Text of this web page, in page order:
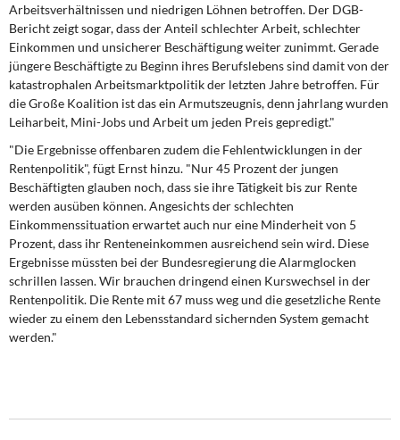
Eurokrise und Griechenland
DIE LINKE
Weitere Themen
Memo-Gruppe
Institut Solidarische Moderne
Rosa-Luxemburg-Stiftung
Über mich
Kontakt
Arbeitsverhältnissen und niedrigen Löhnen betroffen. Der DGB-
Bericht zeigt sogar, dass der Anteil schlechter Arbeit, schlechter
Einkommen und unsicherer Beschäftigung weiter zunimmt. Gerade
jüngere Beschäftigte zu Beginn ihres Berufslebens sind damit von der
katastrophalen Arbeitsmarktpolitik der letzten Jahre betroffen. Für
die Große Koalition ist das ein Armutszeugnis, denn jahrlang wurden
Leiharbeit, Mini-Jobs und Arbeit um jeden Preis gepredigt."
"Die Ergebnisse offenbaren zudem die Fehlentwicklungen in der
Rentenpolitik", fügt Ernst hinzu. "Nur 45 Prozent der jungen
Beschäftigten glauben noch, dass sie ihre Tätigkeit bis zur Rente
werden ausüben können. Angesichts der schlechten
Einkommenssituation erwartet auch nur eine Minderheit von 5
Prozent, dass ihr Renteneinkommen ausreichend sein wird. Diese
Ergebnisse müssten bei der Bundesregierung die Alarmglocken
schrillen lassen. Wir brauchen dringend einen Kurswechsel in der
Rentenpolitik. Die Rente mit 67 muss weg und die gesetzliche Rente
wieder zu einem den Lebensstandard sichernden System gemacht
werden."